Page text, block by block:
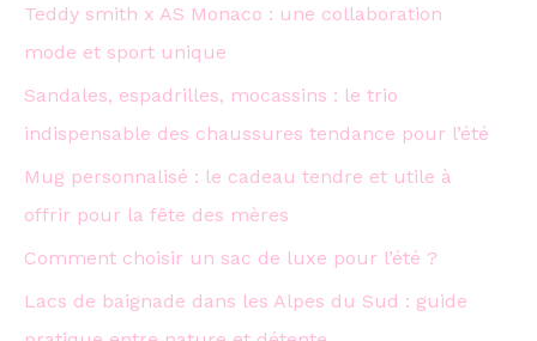
Teddy smith x AS Monaco : une collaboration
mode et sport unique
Sandales, espadrilles, mocassins : le trio
indispensable des chaussures tendance pour l’été
Mug personnalisé : le cadeau tendre et utile à
offrir pour la fête des mères
Comment choisir un sac de luxe pour l’été ?
Lacs de baignade dans les Alpes du Sud : guide